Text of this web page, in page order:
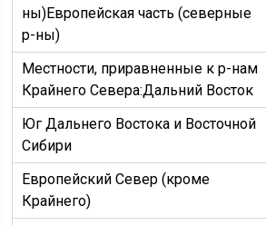
ны)Европейская часть (северные
р-ны)
Местности, приравненные к р-нам
Крайнего Севера:Дальний Восток
Юг Дальнего Востока и Восточной
Сибири
Европейский Север (кроме
Крайнего)